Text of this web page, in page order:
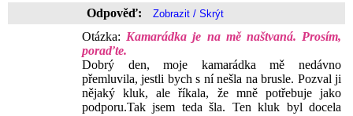
Odpověď:
Otázka: Kamarádka je na mě naštvaná. Prosím,
poraďte.
Dobrý den, moje kamarádka mě nedávno
přemluvila, jestli bych s ní nešla na brusle. Pozval ji
nějaký kluk, ale říkala, že mně potřebuje jako
podporu.Tak jsem teda šla. Ten kluk byl docela